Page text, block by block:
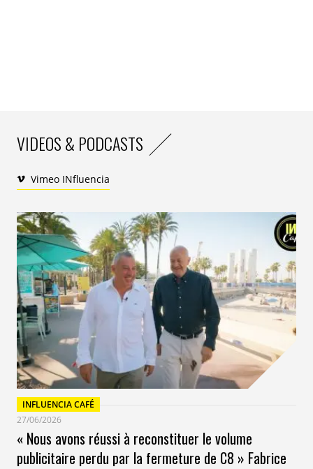
VIDEOS & PODCASTS
Vimeo INfluencia
INFLUENCIA CAFÉ
27/06/2026
« Nous avons réussi à reconstituer le volume
publicitaire perdu par la fermeture de C8 » Fabrice